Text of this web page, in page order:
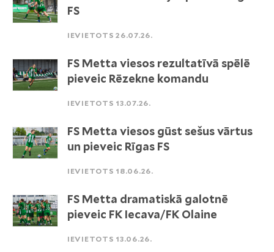
FS
IEVIETOTS 26.07.26.
FS Metta viesos rezultatīvā spēlē
pieveic Rēzekne komandu
IEVIETOTS 13.07.26.
FS Metta viesos gūst sešus vārtus
un pieveic Rīgas FS
IEVIETOTS 18.06.26.
FS Metta dramatiskā galotnē
pieveic FK Iecava/FK Olaine
IEVIETOTS 13.06.26.